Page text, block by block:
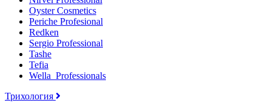
Oyster Cosmetics
Periche Profesional
Redken
Sergio Professional
Tashe
Tefia
Wella_Professionals
Трихология